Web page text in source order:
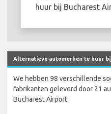
huur bij Bucharest
Alternatieve automerken te huur
We hebben 98 verschillende
fabrikanten geleverd door 21
Bucharest Airport.